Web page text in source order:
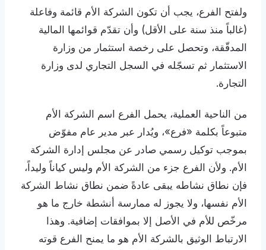
ولفتح الفرع، يجب أن تكون الشركة الأم قائمة وفاعلة
(غالباً منذ سنة على الأقل) وأن تقدّم قوائمها المالية
المدقّقة، وتحصل على رخصة استثمار من وزارة
الاستثمار ثم تسجّله في السجل التجاري لدى وزارة
التجارة.
من الناحية العملية، يحمل الفرع اسم الشركة الأم
متبوعاً بكلمة «فرع»، ويُدار عبر مدير عام مفوّض
بموجب توكيل رسمي صادر عن مجلس إدارة الشركة
الأم. ولأن الفرع جزء من الشركة الأم وليس كياناً وليداً،
فإن نطاق نشاطه يبقى عادةً ضمن نطاق نشاط الشركة
الأم نفسها، ولا يجوز له ممارسة أنشطة خارج ما هو
مرخّص للأم في الأصل إلا بموافقات إضافية. وهذا
الارتباط الوثيق بالشركة الأم هو ما يمنح الفرع قوته